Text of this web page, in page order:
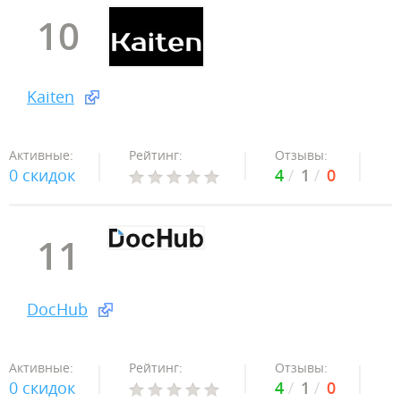
10
Kaiten
Активные:
0 скидок
Рейтинг: Отзывы:
4 1 0
11
DocHub
Активные:
0 скидок
Рейтинг: Отзывы:
4 1 0